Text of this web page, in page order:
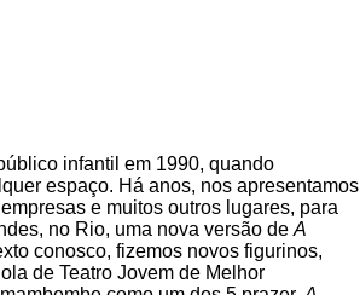
infantil em 1990, quando
espaço. Há anos, nos apresentamos
e muitos outros lugares, para
no Rio, uma nova versão de A
conosco, fizemos novos figurinos,
de Teatro Jovem de Melhor